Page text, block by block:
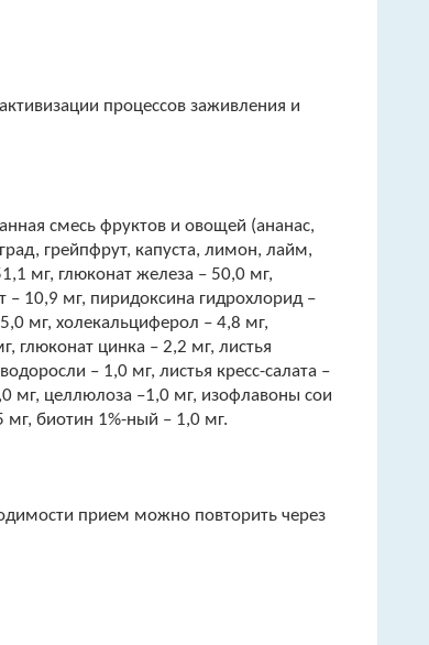
процессов заживления и
смесь фруктов и овощей (ананас,
грейпфрут, капуста, лимон, лайм,
мг, глюконат железа – 50,0 мг,
– 10,9 мг, пиридоксина гидрохлорид –
мг, холекальциферол – 4,8 мг,
глюконат цинка – 2,2 мг, листья
– 1,0 мг, листья кресс-салата –
мг, целлюлоза –1,0 мг, изофлавоны сои
биотин 1%-ный – 1,0 мг.
прием можно повторить через